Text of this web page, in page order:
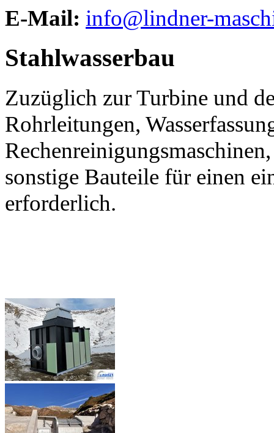
E-Mail: info@lindner-
Stahlwasserbau
Zuzüglich zur Turbine und
Rohrleitungen,
sonstige Bauteile für einen
erforderlich.